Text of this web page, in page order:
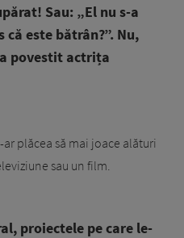
Sau: „El nu s-a
este bătrân?”. Nu,
povestit actrița
plăcea să mai joace alături
sau un film.
proiectele pe care le-